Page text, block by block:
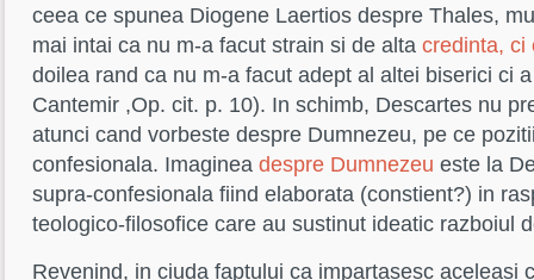
ceea ce spunea Diogene Laertios despre Thales,
mai intai ca nu m-a facut strain si de alta credinta, ci
doilea rand ca nu m-a facut adept al altei biserici ci
Cantemir ,Op. cit. p. 10). In schimb, Descartes nu
atunci cand vorbeste despre Dumnezeu, pe ce
confesionala. Imaginea despre Dumnezeu este la
supra-confesionala fiind elaborata (constient?) in
teologico-filosofice care au sustinut ideatic razboiul
Revenind, in ciuda faptului ca impartasesc aceleasi